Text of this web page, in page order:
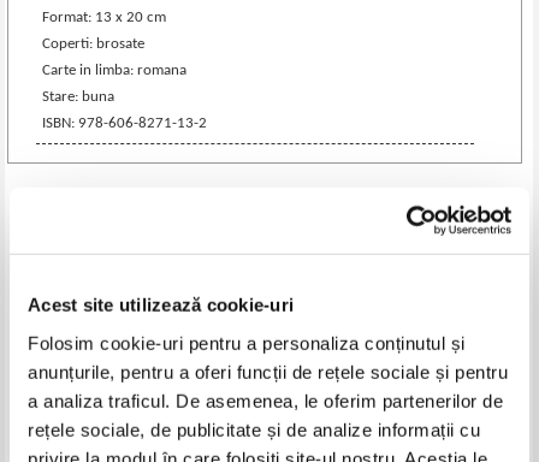
Acest site utilizează cookie-uri
Folosim cookie-uri pentru a personaliza conținutul și
anunțurile, pentru a oferi funcții de rețele sociale și pentru
a analiza traficul. De asemenea, le oferim partenerilor de
rețele sociale, de publicitate și de analize informații cu
Format: 13 x 20 cm
Coperti: brosate
Carte in limba: romana
Stare: buna
ISBN: 978-606-8271-13-2
-60% -50%